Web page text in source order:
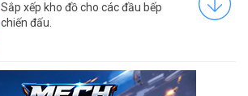
Sắp xếp kho đồ cho các đầu bếp
chiến đấu.